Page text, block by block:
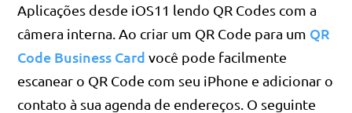
Aplicações desde iOS11 lendo QR Codes com a
câmera interna. Ao criar um QR Code para um QR
Code Business Card você pode facilmente
escanear o QR Code com seu iPhone e adicionar o
contato à sua agenda de endereços. O seguinte